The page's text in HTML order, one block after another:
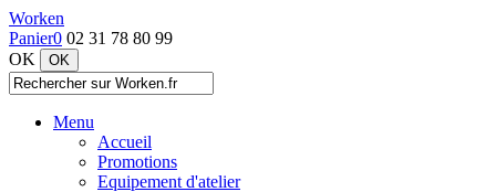
Worken
Panier0 02 31 78 80 99
OK
Menu
Accueil
Promotions
Equipement d'atelier